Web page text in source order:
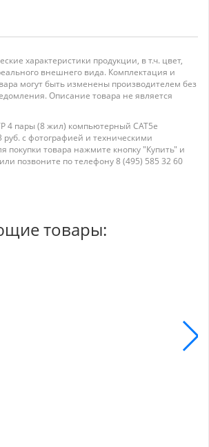
характеристики продукции, в т.ч. цвет,
внешнего вида. Комплектация и
могут быть изменены производителем без
Описание товара не является
4 пары (8 жил) компьютерный CAT5e
с фотографией и техническими
покупки товара нажмите кнопку "Купить" и
позвоните по телефону 8 (495) 585 32 60
товары: